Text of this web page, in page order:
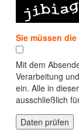
Sie müssen
Mit dem
Verarbeitung
ein. Alle in
ausschließlich